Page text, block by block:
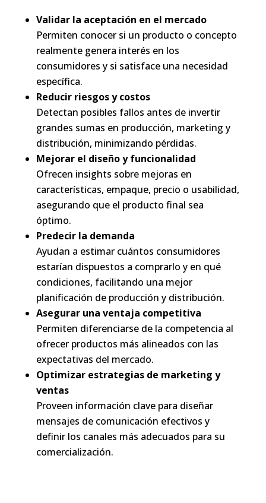
Validar la aceptación en el mercado
Permiten conocer si un producto o concepto
realmente genera interés en los
consumidores y si satisface una necesidad
específica.
Reducir riesgos y costos
Detectan posibles fallos antes de invertir
grandes sumas en producción, marketing y
distribución, minimizando pérdidas.
Mejorar el diseño y funcionalidad
Ofrecen insights sobre mejoras en
características, empaque, precio o usabilidad,
asegurando que el producto final sea
óptimo.
Predecir la demanda
Ayudan a estimar cuántos consumidores
estarían dispuestos a comprarlo y en qué
condiciones, facilitando una mejor
planificación de producción y distribución.
Asegurar una ventaja competitiva
Permiten diferenciarse de la competencia al
ofrecer productos más alineados con las
expectativas del mercado.
Optimizar estrategias de marketing y
ventas
Proveen información clave para diseñar
mensajes de comunicación efectivos y
definir los canales más adecuados para su
comercialización.